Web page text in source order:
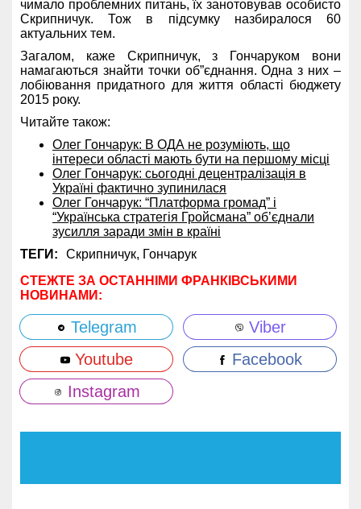
чимало проблемних питань, їх занотовував особисто
Скрипничук. Тож в підсумку назбиралося 60
актуальних тем.
Загалом, каже Скрипничук, з Гончаруком вони
намагаються знайти точки об”єднання. Одна з них –
лобіювання придатного для життя області бюджету
2015 року.
Читайте також:
Олег Гончарук: В ОДА не розуміють, що
інтереси області мають бути на першому місці
Олег Гончарук: сьогодні децентралізація в
Україні фактично зупинилася
Олег Гончарук: “Платформа громад” і
“Українська стратегія Гройсмана” об’єднали
зусилля заради змін в країні
ТЕГИ:
Скрипничук, Гончарук
СТЕЖТЕ ЗА ОСТАННІМИ ФРАНКІВСЬКИМИ
НОВИНАМИ:
Telegram
Viber
Youtube
Facebook
Instagram